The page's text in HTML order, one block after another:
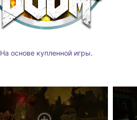
На основе купленной игры.